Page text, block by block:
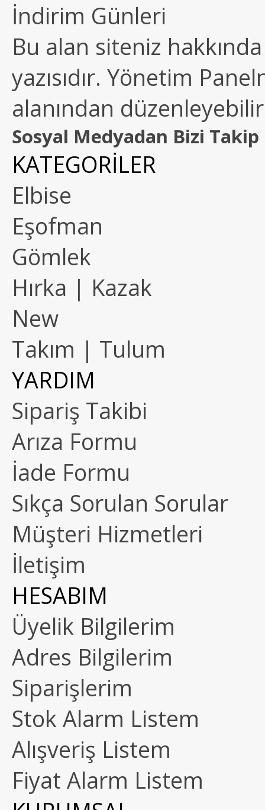
İndirim Günleri
Bu alan siteniz
yazısıdır. Yönetim
alanından
Sosyal Medyadan Bizi Takip
KATEGORİLER
Elbise
Eşofman
Gömlek
Hırka | Kazak
New
Takım | Tulum
YARDIM
Sipariş Takibi
Arıza Formu
İade Formu
Sıkça Sorulan Sorular
Müşteri Hizmetleri
İletişim
HESABIM
Üyelik Bilgilerim
Adres Bilgilerim
Siparişlerim
Stok Alarm Listem
Alışveriş Listem
Fiyat Alarm Listem